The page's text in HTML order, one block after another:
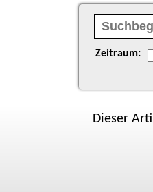
Zeitraum:
Dieser